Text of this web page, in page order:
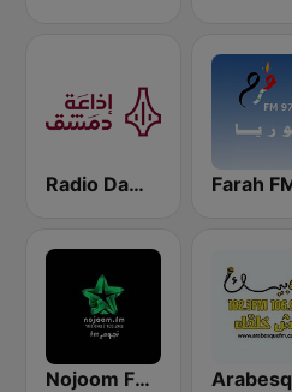
Radio Damascus - راديو دمشق
Nojoom FM Syria نجوم اف ام سوريا